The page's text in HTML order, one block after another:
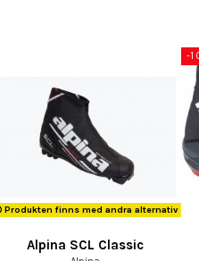
Produkten finns med andra alternativ
Alpina SCL Classic
-1